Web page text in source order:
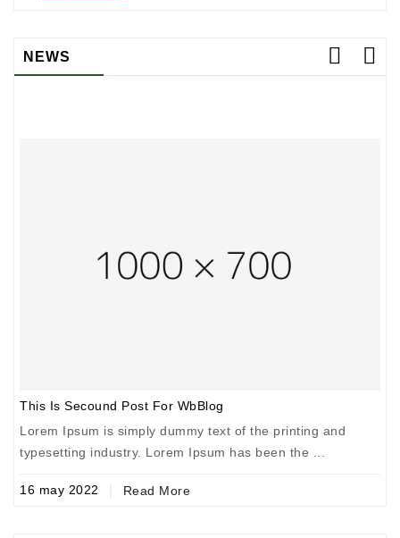
NEWS
This Is Secound Post For WbBlog
Lorem Ipsum is simply dummy text of the printing and
typesetting industry. Lorem Ipsum has been the ...
16 may 2022 Read More